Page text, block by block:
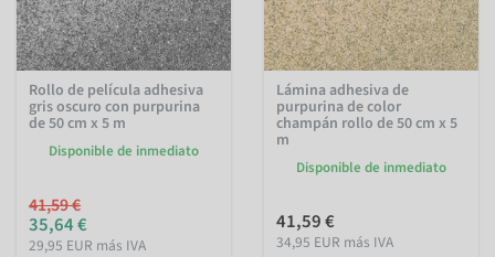
Rollo de película adhesiva
gris oscuro con purpurina
de 50 cm x 5 m
Disponible de inmediato
41,59 €
35,64 €
29,95 EUR más IVA
Lámina adhesiva de
purpurina de color
champán rollo de 50 cm x 5
m
Disponible de inmediato
41,59 €
34,95 EUR más IVA